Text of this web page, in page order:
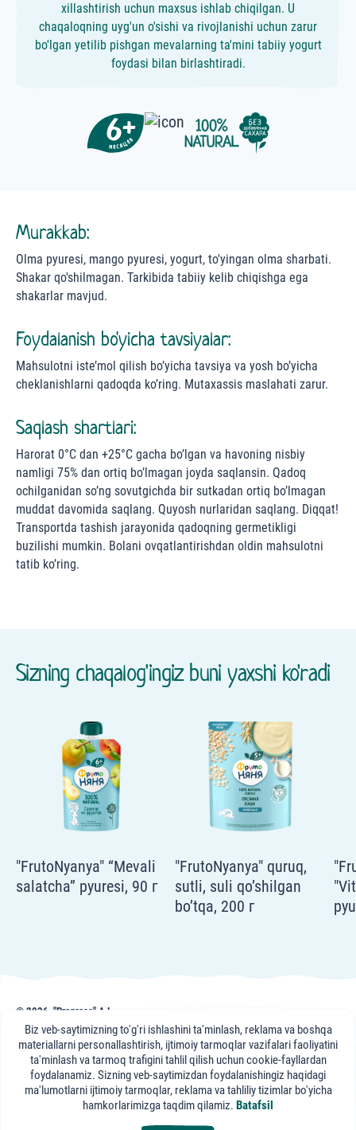
xillashtirish uchun maxsus ishlab chiqilgan. U
chaqaloqning uyg'un o'sishi va rivojlanishi uchun zarur
bo'lgan yetilib pishgan mevalarning ta'mini tabiiy yogurt
foydasi bilan birlashtiradi.
Murakkab:
Olma pyuresi, mango pyuresi, yogurt, to'yingan olma sharbati.
Shakar qo'shilmagan. Tarkibida tabiiy kelib chiqishga ega
shakarlar mavjud.
Foydalanish bo'yicha tavsiyalar:
Mahsulotni iste’mol qilish bo’yicha tavsiya va yosh bo’yicha
cheklanishlarni qadoqda ko’ring. Mutaxassis maslahati zarur.
Saqlash shartlari:
Harorat 0°С dan +25°С gacha bo’lgan va havoning nisbiy
namligi 75% dan ortiq bo’lmagan joyda saqlansin. Qadoq
ochilganidan so’ng sovutgichda bir sutkadan ortiq bo’lmagan
muddat davomida saqlang. Quyosh nurlaridan saqlang. Diqqat!
Transportda tashish jarayonida qadoqning germetikligi
buzilishi mumkin. Bolani ovqatlantirishdan oldin mahsulotni
tatib ko’ring.
Sizning chaqalog'ingiz buni yaxshi ko'radi
"FrutoNyanya" “Mevali
salatcha” pyuresi, 90 г
"FrutoNyanya" quruq,
sutli, suli qo’shilgan
bo’tqa, 200 г
© 2026, "Progress" AJ
frutonyanya.uz sahifasidagi nashr, maslahat va videomateriallar axborot uchun
keltirilgan. Portal mutaxassislari maslahati axborot xususiyatiga ega bo'lib,
sizning davolovchi shifokoringizga tashrifning o'rnini bosa olmaydi.
"FrutoNyanya"
ijtimoiy tarmoqlarda:
Biz veb-saytimizning to'g'ri ishlashini ta'minlash, reklama va boshqa
materiallarni personallashtirish, ijtimoiy tarmoqlar vazifalari faoliyatini
ta'minlash va tarmoq trafigini tahlil qilish uchun cookie-fayllardan
foydalanamiz. Sizning veb-saytimizdan foydalanishingiz haqidagi
ma'lumotlarni ijtimoiy tarmoqlar, reklama va tahliliy tizimlar bo'yicha
hamkorlarimizga taqdim qilamiz. Batafsil